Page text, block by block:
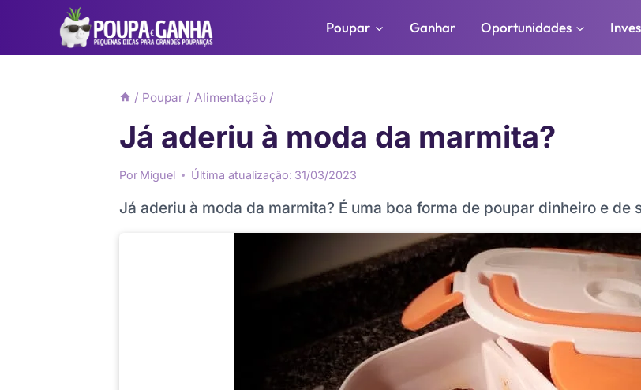
o
Poupar Ganhar Oportunidades
/ Poupar / Alimentação /
Já aderiu à moda da marmita?
Por Miguel Última atualização: 31/03/2023
Já aderiu à moda da marmita? É uma boa forma de poupar dinheiro e